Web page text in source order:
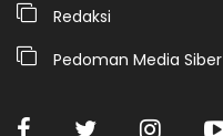
Redaksi
Pedoman Media Siber